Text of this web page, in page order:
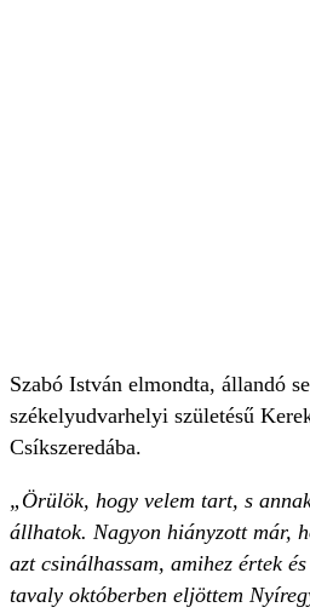
Szabó István elmondta, állandó
székelyudvarhelyi születésű
Csíkszeredába.
„Örülök, hogy velem tart, s
állhatok. Nagyon hiányzott már,
azt csinálhassam, amihez értek
tavaly októberben eljöttem